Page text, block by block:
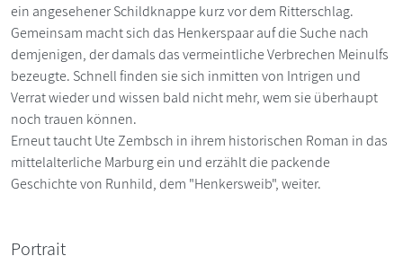
ein angesehener Schildknappe kurz vor dem Ritterschlag.
Gemeinsam macht sich das Henkerspaar auf die Suche nach
demjenigen, der damals das vermeintliche Verbrechen Meinulfs
bezeugte. Schnell finden sie sich inmitten von Intrigen und
Verrat wieder und wissen bald nicht mehr, wem sie überhaupt
noch trauen können.
Erneut taucht Ute Zembsch in ihrem historischen Roman in das
mittelalterliche Marburg ein und erzählt die packende
Geschichte von Runhild, dem "Henkersweib", weiter.
Portrait